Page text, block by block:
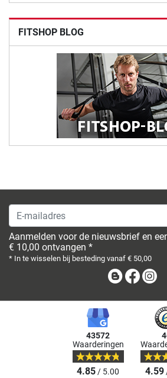
FITSHOP BLOG
E-mailadres
Aanmelden voor de nieuwsbrief en
€ 10,00 ontvangen *
* In te wisselen bij besteding vanaf € 50,00
Blog
43572
Waarderingen
4.85/ 5.00 4.59